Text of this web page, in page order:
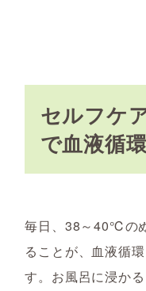
セルフケ
で血液循
毎日、38～40℃の
ることが、血液循
す。お風呂に浸か